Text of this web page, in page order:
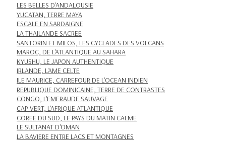
LES BELLES D'ANDALOUSIE
YUCATAN, TERRE MAYA
ESCALE EN SARDAIGNE
LA THAILANDE SACREE
SANTORIN ET MILOS, LES CYCLADES DES VOLCANS
MAROC, DE L'ATLANTIQUE AU SAHARA
KYUSHU, LE JAPON AUTHENTIQUE
IRLANDE, L'AME CELTE
ILE MAURICE, CARREFOUR DE L'OCEAN INDIEN
REPUBLIQUE DOMINICAINE, TERRE DE CONTRASTES
CONGO, L'EMERAUDE SAUVAGE
CAP-VERT, L'AFRIQUE ATLANTIQUE
COREE DU SUD, LE PAYS DU MATIN CALME
LE SULTANAT D'OMAN
LA BAVIERE ENTRE LACS ET MONTAGNES